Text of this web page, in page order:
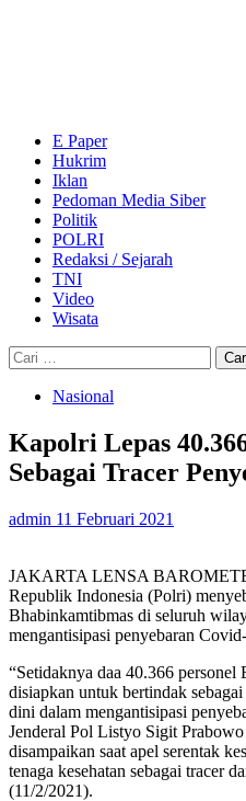
E Paper
Hukrim
Iklan
Pedoman Media Siber
Politik
POLRI
Redaksi / Sejarah
TNI
Video
Wisata
Cari
untuk:
Nasional
Kapolri Lepas
Sebagai Tracer
admin 11 Februari 2021
JAKARTA LENSA
Republik Indonesia (Polri)
Bhabinkamtibmas di seluruh
mengantisipasi penyebaran
“Setidaknya daa 40.366 personel
disiapkan untuk bertindak
dini dalam mengantisipasi
Jenderal Pol Listyo Sigit
disampaikan saat apel serentak
tenaga kesehatan sebagai tracer
(11/2/2021).